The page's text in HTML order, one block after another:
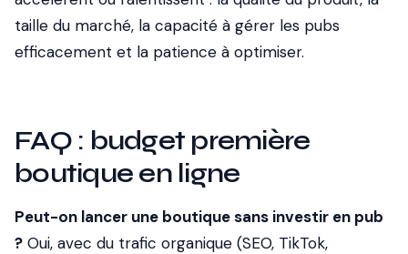
taille du marché, la capacité à gérer les pubs
efficacement et la patience à optimiser.
FAQ : budget première
boutique en ligne
Peut-on lancer une boutique sans investir en pub
? Oui, avec du trafic organique (SEO, TikTok,